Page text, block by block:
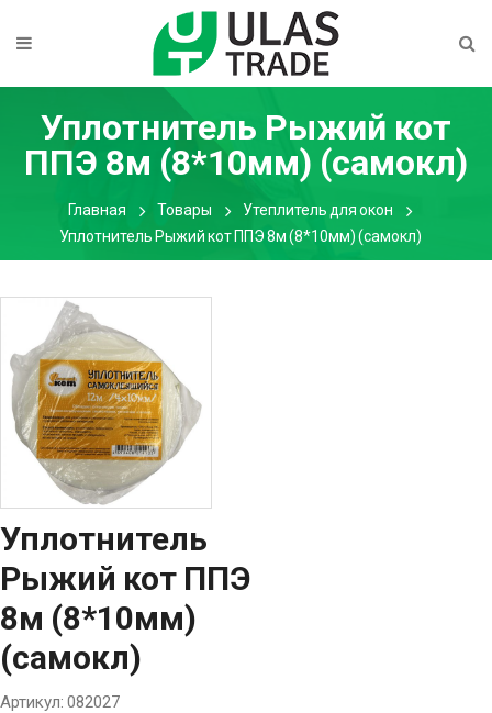
Уплотнитель Рыжий кот
ППЭ 8м (8*10мм) (самокл)
Главная Товары
Утеплитель для окон
Уплотнитель Рыжий кот ППЭ 8м (8*10мм) (самокл)
Уплотнитель
Рыжий кот ППЭ
8м (8*10мм)
(самокл)
Артикул: 082027